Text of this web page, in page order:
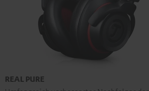
REAL PURE